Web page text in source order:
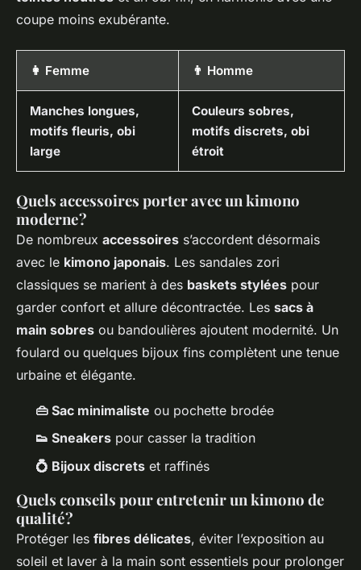
coupe moins exubérante.
👩 Femme 👨 Homme
Manches longues,
motifs fleuris, obi
large
Couleurs sobres,
motifs discrets, obi
étroit
Quels accessoires porter avec un kimono
moderne ?
De nombreux accessoires s’accordent désormais
avec le kimono japonais. Les sandales zori
classiques se marient à des baskets stylées pour
garder confort et allure décontractée. Les sacs à
main sobres ou bandoulières ajoutent modernité. Un
foulard ou quelques bijoux fins complètent une tenue
urbaine et élégante.
👜 Sac minimaliste ou pochette brodée
👟 Sneakers pour casser la tradition
💍 Bijoux discrets et raffinés
Quels conseils pour entretenir un kimono de
qualité ?
Protéger les fibres délicates, éviter l’exposition au
soleil et laver à la main sont essentiels pour prolonger